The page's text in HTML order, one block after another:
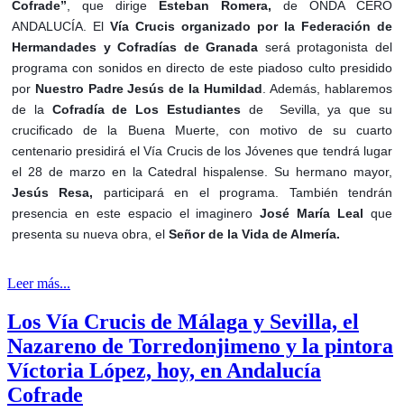
Cofrade”, que dirige Esteban Romera, de ONDA CERO
ANDALUCÍA. El Vía Crucis organizado por la Federación de
Hermandades y Cofradías de Granada será protagonista del
programa con sonidos en directo de este piadoso culto presidido
por Nuestro Padre Jesús de la Humildad. Además, hablaremos
de la Cofradía de Los Estudiantes de Sevilla, ya que su
crucificado de la Buena Muerte, con motivo de su cuarto
centenario presidirá el Vía Crucis de los Jóvenes que tendrá lugar
el 28 de marzo en la Catedral hispalense. Su hermano mayor,
Jesús Resa, participará en el programa. También tendrán
presencia en este espacio el imagineroJosé María Leal que
presenta su nueva obra, el Señor de la Vida de Almería.
Leer más...
Los Vía Crucis de Málaga y Sevilla, el
Nazareno de Torredonjimeno y la pintora
Víctoria López, hoy, en Andalucía
Cofrade